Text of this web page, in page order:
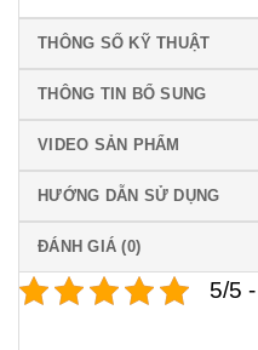
THÔNG SỐ KỸ THUẬT
THÔNG TIN BỔ SUNG
VIDEO SẢN PHẨM
HƯỚNG DẪN SỬ DỤNG
ĐÁNH GIÁ (0)
5/5